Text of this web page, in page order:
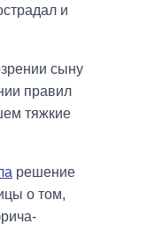
и
сыну
правил
тяжкие
решение
о том,